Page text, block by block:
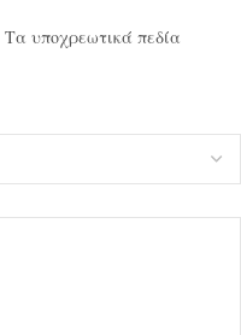
Τα υποχρεωτικά πεδία